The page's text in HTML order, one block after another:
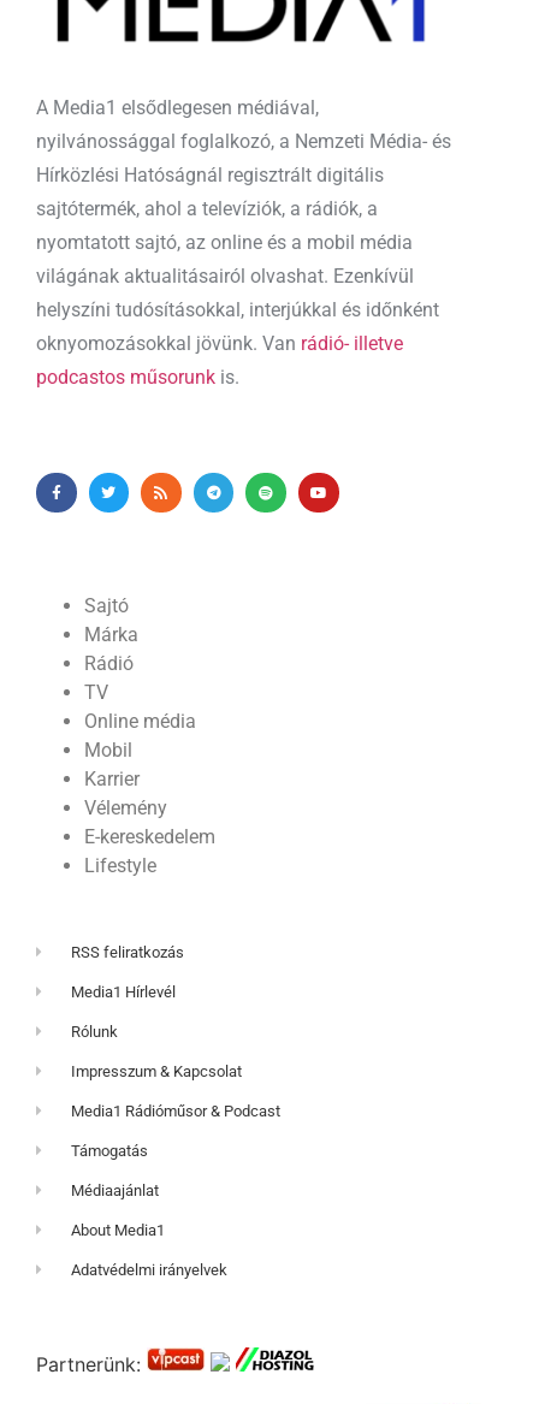
A Media1 elsődlegesen médiával,
nyilvánossággal foglalkozó, a Nemzeti Média- és
Hírközlési Hatóságnál regisztrált digitális
sajtótermék, ahol a televíziók, a rádiók, a
nyomtatott sajtó, az online és a mobil média
világának aktualitásairól olvashat. Ezenkívül
helyszíni tudósításokkal, interjúkkal és időnként
oknyomozásokkal jövünk. Van rádió- illetve
podcastos műsorunk is.
Sajtó
Márka
Rádió
TV
Online média
Mobil
Karrier
Vélemény
E-kereskedelem
Lifestyle
RSS feliratkozás
Media1 Hírlevél
Rólunk
Impresszum & Kapcsolat
Media1 Rádióműsor & Podcast
Támogatás
Médiaajánlat
About Media1
Adatvédelmi irányelvek
Partnerünk: